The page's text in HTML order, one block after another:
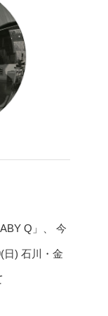
Q」、 今
) 石川・金